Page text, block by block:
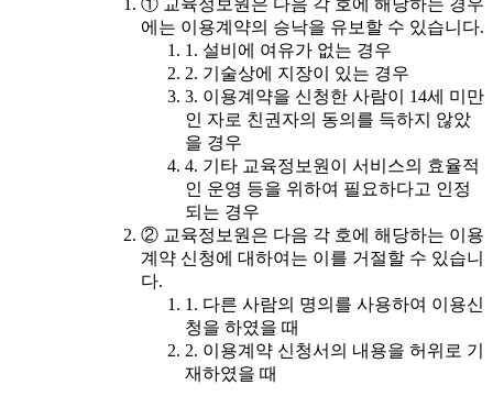
에는 이용계약의 승낙을 유보할 수 있습니다.
1. 설비에 여유가 없는 경우
2. 기술상에 지장이 있는 경우
3. 이용계약을 신청한 사람이 14세 미만
인 자로 친권자의 동의를 득하지 않았
을 경우
4. 기타 교육정보원이 서비스의 효율적
인 운영 등을 위하여 필요하다고 인정
되는 경우
② 교육정보원은 다음 각 호에 해당하는 이용
계약 신청에 대하여는 이를 거절할 수 있습니
다.
1. 다른 사람의 명의를 사용하여 이용신
청을 하였을 때
2. 이용계약 신청서의 내용을 허위로 기
재하였을 때